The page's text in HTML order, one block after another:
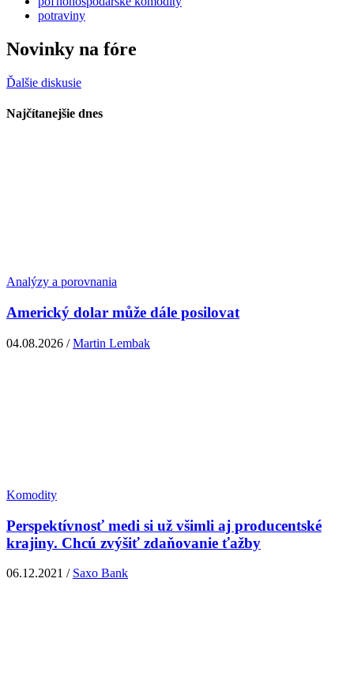
potraviny
Novinky na fóre
Ďalšie diskusie
Najčítanejšie dnes
Analýzy a porovnania
Americký dolar může dále posilovat
04.08.2026 /Martin Lembak
Komodity
Perspektívnosť medi si už všimli aj producentské
krajiny. Chcú zvýšiť zdaňovanie ťažby
06.12.2021 / Saxo Bank